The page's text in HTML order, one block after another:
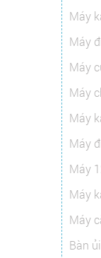
Máy
Máy
Máy
Máy
Máy
Máy
Máy
Máy
Máy
Bàn